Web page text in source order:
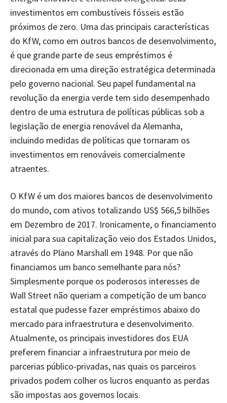
investimentos em combustíveis fósseis estão
próximos de zero. Uma das principais características
do KfW, como em outros bancos de desenvolvimento,
é que grande parte de seus empréstimos é
direcionada em uma direção estratégica determinada
pelo governo nacional. Seu papel fundamental na
revolução da energia verde tem sido desempenhado
dentro de uma estrutura de políticas públicas sob a
legislação de energia renovável da Alemanha,
incluindo medidas de políticas que tornaram os
investimentos em renováveis comercialmente
atraentes.
O KfW é um dos maiores bancos de desenvolvimento
do mundo, com ativos totalizando US$ 566,5 bilhões
em Dezembro de 2017. Ironicamente, o financiamento
inicial para sua capitalização veio dos Estados Unidos,
através do Plano Marshall em 1948. Por que não
financiamos um banco semelhante para nós?
Simplesmente porque os poderosos interesses de
Wall Street não queriam a competição de um banco
estatal que pudesse fazer empréstimos abaixo do
mercado para infraestrutura e desenvolvimento.
Atualmente, os principais investidores dos EUA
preferem financiar a infraestrutura por meio de
parcerias público-privadas, nas quais os parceiros
privados podem colher os lucros enquanto as perdas
são impostas aos governos locais.